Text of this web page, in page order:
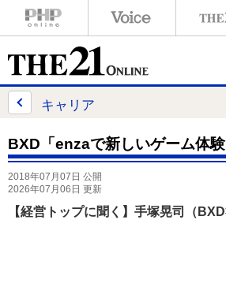
キャリア
BXD「enzaで新しいゲーム体験
2018年07月07日 公開
2026年07月06日 更新
【経営トップに聞く】手塚晃司（BXD